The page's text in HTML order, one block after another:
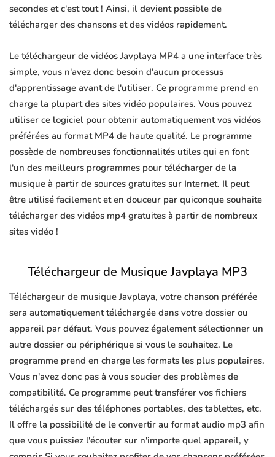
secondes et c'est tout ! Ainsi, il devient possible de
télécharger des chansons et des vidéos rapidement.
Le téléchargeur de vidéos Javplaya MP4 a une interface très
simple, vous n'avez donc besoin d'aucun processus
d'apprentissage avant de l'utiliser. Ce programme prend en
charge la plupart des sites vidéo populaires. Vous pouvez
utiliser ce logiciel pour obtenir automatiquement vos vidéos
préférées au format MP4 de haute qualité. Le programme
possède de nombreuses fonctionnalités utiles qui en font
l'un des meilleurs programmes pour télécharger de la
musique à partir de sources gratuites sur Internet. Il peut
être utilisé facilement et en douceur par quiconque souhaite
télécharger des vidéos mp4 gratuites à partir de nombreux
sites vidéo !
Téléchargeur de Musique Javplaya MP3
Téléchargeur de musique Javplaya, votre chanson préférée
sera automatiquement téléchargée dans votre dossier ou
appareil par défaut. Vous pouvez également sélectionner un
autre dossier ou périphérique si vous le souhaitez. Le
programme prend en charge les formats les plus populaires.
Vous n'avez donc pas à vous soucier des problèmes de
compatibilité. Ce programme peut transférer vos fichiers
téléchargés sur des téléphones portables, des tablettes, etc.
Il offre la possibilité de le convertir au format audio mp3 afin
que vous puissiez l'écouter sur n'importe quel appareil, y